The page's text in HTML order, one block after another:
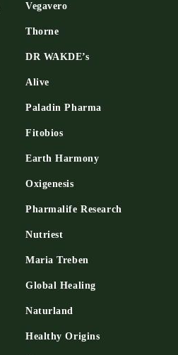
Vegavero
Thorne
DR WAKDE’s
Alive
Paladin Pharma
Fitobios
Earth Harmony
Oxigenesis
Pharmalife Research
Nutriest
Maria Treben
Global Healing
Naturland
Healthy Origins